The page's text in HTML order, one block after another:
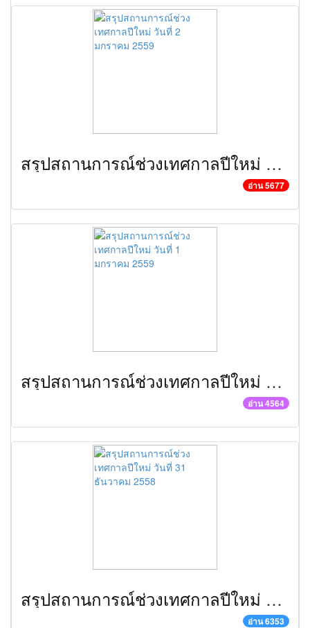
สรุปสถานการณ์ช่วงเทศกาลปีใหม่ วันที่ 2 มกราคม 2559
อ่าน 5677
สรุปสถานการณ์ช่วงเทศกาลปีใหม่ วันที่ 1 มกราคม 2559
อ่าน 4564
สรุปสถานการณ์ช่วงเทศกาลปีใหม่ วันที่ 31 ธันวาคม 2558
อ่าน 6353